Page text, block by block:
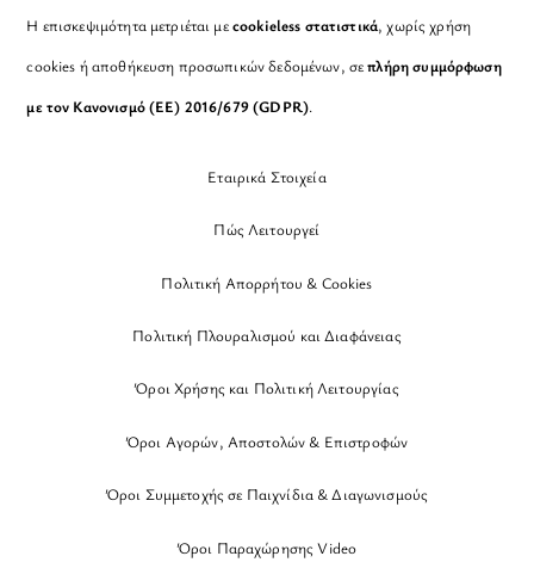
Η επισκεψιμότητα μετριέται μεcookieless στατιστικά, χωρίς χρήση
cookies ή αποθήκευση προσωπικών δεδομένων, σεπλήρη συμμόρφωση
με τον Κανονισμό (ΕΕ) 2016/679 (GDPR).
Εταιρικά Στοιχεία
Πώς Λειτουργεί
Πολιτική Απορρήτου & Cookies
Πολιτική Πλουραλισμού και Διαφάνειας
Όροι Χρήσης και Πολιτική Λειτουργίας
Όροι Αγορών, Αποστολών & Επιστροφών
Όροι Συμμετοχής σε Παιχνίδια & Διαγωνισμούς
Όροι Παραχώρησης Video